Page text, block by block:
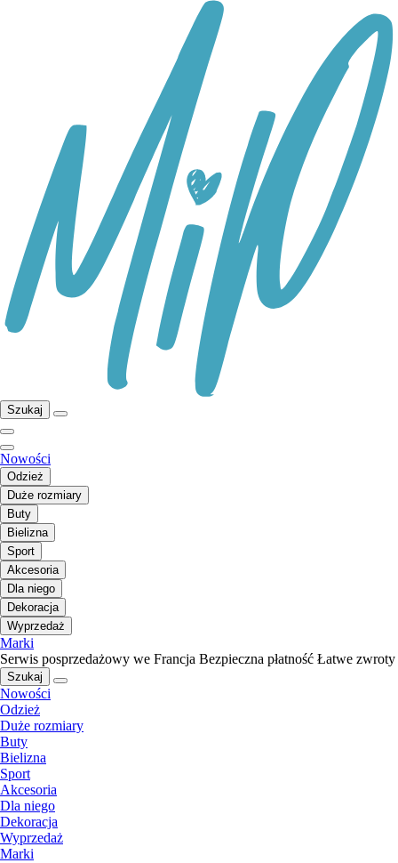
Szukaj
Nowości
Odzież
Duże rozmiary
Buty
Bielizna
Sport
Akcesoria
Dla niego
Dekoracja
Wyprzedaż
Marki
Serwis posprzedażowy we Francja Bezpieczna płatność Łatwe zwroty
Szukaj
Nowości
Odzież
Duże rozmiary
Buty
Bielizna
Sport
Akcesoria
Dla niego
Dekoracja
Wyprzedaż
Marki